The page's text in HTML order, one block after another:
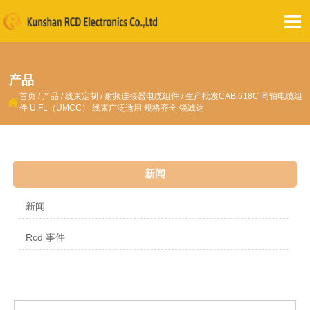

产品
 首页 / 产品 /线束定制 / 射频连接器电缆组件 /生产批发CAB.618C 同轴电缆组
件 U.FL（UMCC） 线束广泛适用 规格齐全 锐诚达
新闻
新闻
Rcd 事件